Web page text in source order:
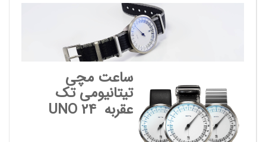
ساعت مچی
تیتانیومی تک
عقربهUNO 24